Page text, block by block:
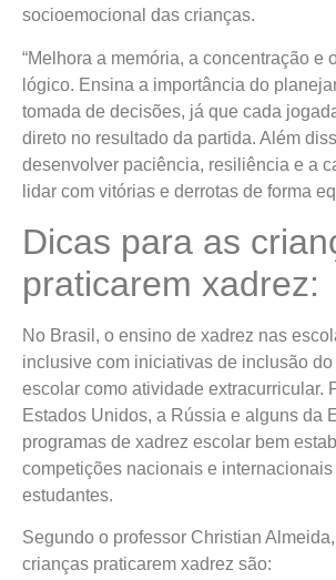
socioemocional das crianças.
“Melhora a memória, a concentração e
lógico. Ensina a importância do
tomada de decisões, já que cada
direto no resultado da partida. Além
desenvolver paciência, resiliência e a
lidar com vitórias e derrotas de forma
Dicas para as
praticarem xadrez:
No Brasil, o ensino de xadrez nas
inclusive com iniciativas de inclusão
escolar como atividade extracurricular.
Estados Unidos, a Rússia e alguns da
programas de xadrez escolar bem
competições nacionais e internacionais
estudantes.
Segundo o professor Christian
crianças praticarem xadrez são: